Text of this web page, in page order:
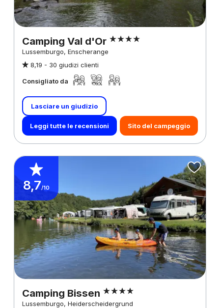
Camping Val d'Or
Lussemburgo, Enscherange
8,19 - 30 giudizi clienti
Consigliato da
Lasciare un giudizio
Leggi tutte le recensioni Sito del campeggio
8,7/10
Camping Bissen
Lussemburgo, Heiderscheidergrund